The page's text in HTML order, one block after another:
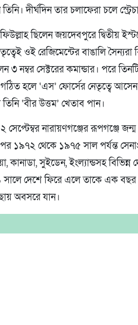
দীর্ঘদিন তার চলাফেরা চলে
ছিলেন জয়দেবপুরে দ্বিতীয়
ওই রেজিমেন্টের বাঙালি
৩ নম্বর সেক্টরের কমান্ডার। পরে
হলে ‘এস’ ফোর্সের নেতৃত্বে আসেন
‘বীর উত্তম’ খেতাব পান।
নারায়ণগঞ্জের রূপগঞ্জে
পর ১৯৭২ থেকে ১৯৭৫ সাল পর্যন্ত
কানাডা, সুইডেন, ইংল্যান্ডসহ বিভিন্ন
সালে দেশে ফিরে এলে তাকে এক
অবসরে যান।